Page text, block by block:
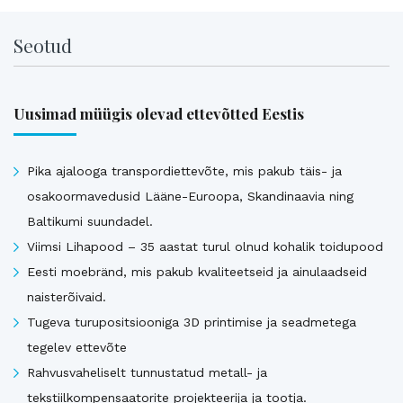
Seotud
Uusimad müügis olevad ettevõtted Eestis
Pika ajalooga transpordiettevõte, mis pakub täis- ja
osakoormavedusid Lääne-Euroopa, Skandinaavia ning
Baltikumi suundadel.
Viimsi Lihapood – 35 aastat turul olnud kohalik toidupood
Eesti moebränd, mis pakub kvaliteetseid ja ainulaadseid
naisterõivaid.
Tugeva turupositsiooniga 3D printimise ja seadmetega
tegelev ettevõte
Rahvusvaheliselt tunnustatud metall- ja
tekstiilkompensaatorite projekteerija ja tootja.